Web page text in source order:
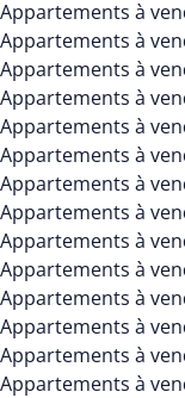
Appartements à
Appartements à
Appartements à
Appartements à
Appartements à
Appartements à
Appartements à
Appartements à
Appartements à
Appartements à
Appartements à
Appartements à
Appartements à
Appartements à